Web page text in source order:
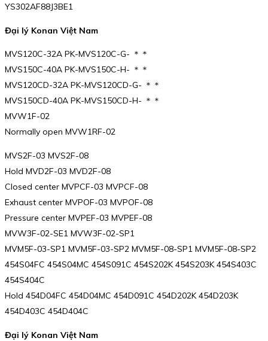
YS302AF88J3BE1
Đại lý Konan Việt Nam
MVS120C-32A PK-MVS120C-G- ＊＊
MVS150C-40A PK-MVS150C-H- ＊＊
MVS120CD-32A PK-MVS120CD-G- ＊＊
MVS150CD-40A PK-MVS150CD-H- ＊＊
MVW1F-02
Normally open MVW1RF-02
MVS2F-03 MVS2F-08
Hold MVD2F-03 MVD2F-08
Closed center MVPCF-03 MVPCF-08
Exhaust center MVPOF-03 MVPOF-08
Pressure center MVPEF-03 MVPEF-08
MVW3F-02-SE1 MVW3F-02-SP1
MVM5F-03-SP1 MVM5F-03-SP2 MVM5F-08-SP1 MVM5F-08-SP2
454S04FC 454S04MC 454S091C 454S202K 454S203K 454S403C
454S404C
Hold 454D04FC 454D04MC 454D091C 454D202K 454D203K
454D403C 454D404C
Đại lý Konan Việt Nam